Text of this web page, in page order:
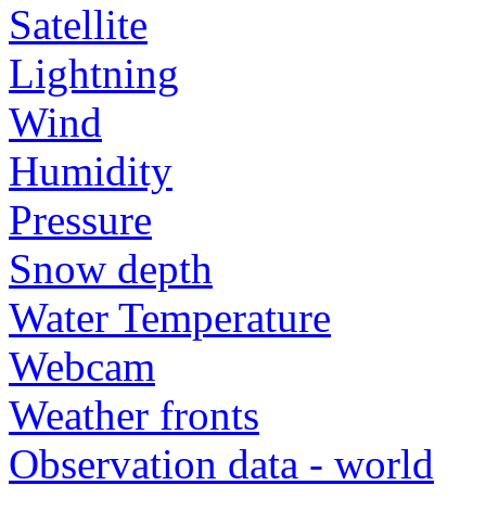
Satellite
Lightning
Wind
Humidity
Pressure
Snow depth
Water Temperature
Webcam
Weather fronts
Observation data - world